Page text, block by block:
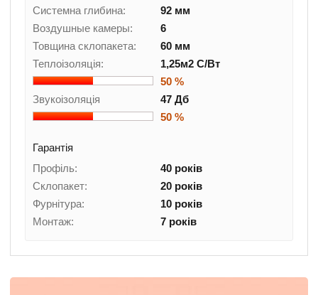
Системна глибина:
92 мм
Воздушные камеры:
6
Товщина склопакета:
60 мм
Теплоізоляція:
1,25м2 C/Вт
50 %
Звукоізоляція
47 Дб
50 %
Гарантія
Профіль:
40 років
Склопакет:
20 років
Фурнітура:
10 років
Монтаж:
7 років